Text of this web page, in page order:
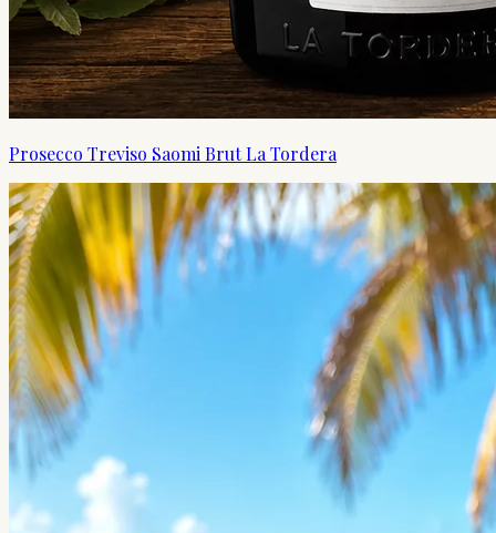
Prosecco Treviso Saomi Brut La Tordera